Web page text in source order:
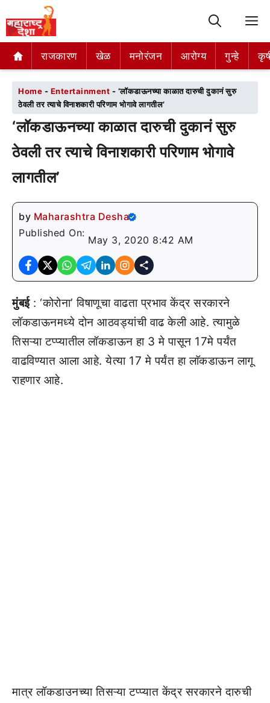
राजकारण खेळ मनोरंजन आरोग्य गुन्हे
राजकारण खेळ मनोरंजन आरोग्य गुन्हे
Home - Entertainment - ‘लॉकडाऊनच्या काळात दारुची दुकानं सुरु
ठेवली तर त्याचे विनाशकारी परिणाम भोगावे लागतील’
‘लॉकडाऊनच्या काळात दारुची दुकानं सुरु
ठेवली तर त्याचे विनाशकारी परिणाम भोगावे
लागतील’
by Maharashtra Desha
Published On:
May 3, 2020 8:42 AM
मुंबई: ‘कोरोना’ विषाणूचा वाढता प्रभाव केंद्र सरकारने
लॉकडाऊनमध्ये दोन आठवड्यांची वाढ केली आहे. त्यामुळे
तिसऱ्या टप्प्यातील लॉकडाऊन हा 3 मे पासून 17मे पर्यंत
वाढविण्यात आला आहे. येत्या 17 मे पर्यंत हा लाॅकडाऊन लागू
राहणार आहे.
मात्र लॉकडाउनच्या तिसऱ्या टप्प्यात केंद्र सरकारने दारुची